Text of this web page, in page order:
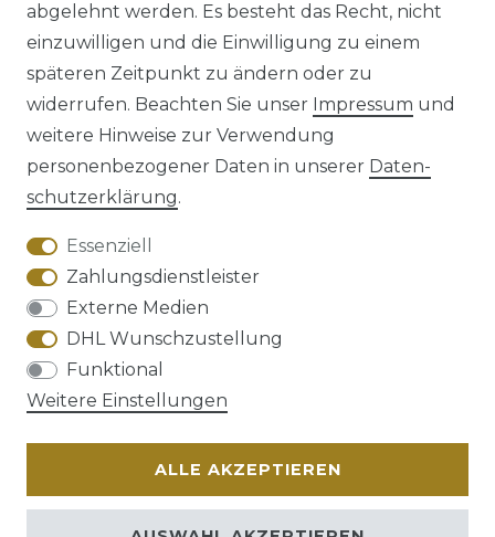
Impressum Daten­schutz­erklärung
AGB Barrierefreiheitserklärung
Widerrufs­recht
abgelehnt werden. Es besteht das Recht, nicht
einzuwilligen und die Einwilligung zu einem
späteren Zeitpunkt zu ändern oder zu
widerrufen. Beachten Sie unser Impressum und
weitere Hinweise zur Verwendung
personenbezogener Daten in unserer Daten­
schutz­erklärung.
Essenziell
Zahlungsdienstleister
Externe Medien
DHL Wunschzustellung
Funktional
Weitere Einstellungen
ALLE AKZEPTIEREN